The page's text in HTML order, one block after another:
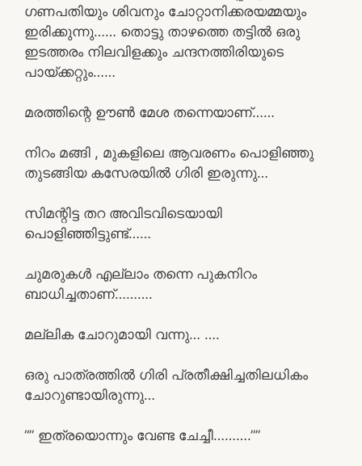
ഗണപതിയും ശിവനും ചോറ്റാനിക്കരയമ്മയും
ഇരിക്കുന്നു…… തൊട്ടു താഴത്തെ തട്ടിൽ ഒരു
ഇടത്തരം നിലവിളക്കും ചന്ദനത്തിരിയുടെ
പായ്ക്കറ്റും……
മരത്തിന്റെ ഊൺ മേശ തന്നെയാണ്……
നിറം മങ്ങി , മുകളിലെ ആവരണം പൊളിഞ്ഞു
തുടങ്ങിയ കസേരയിൽ ഗിരി ഇരുന്നു…
സിമന്റിട്ട തറ അവിടവിടെയായി
പൊളിഞ്ഞിട്ടുണ്ട്……
ചുമരുകൾ എല്ലാം തന്നെ പുകനിറം
ബാധിച്ചതാണ്……….
മല്ലിക ചോറുമായി വന്നു… ….
ഒരു പാത്രത്തിൽ ഗിരി പ്രതീക്ഷിച്ചതിലധികം
ചോറുണ്ടായിരുന്നു…
“” ഇത്രയൊന്നും വേണ്ട ചേച്ചീ……….””